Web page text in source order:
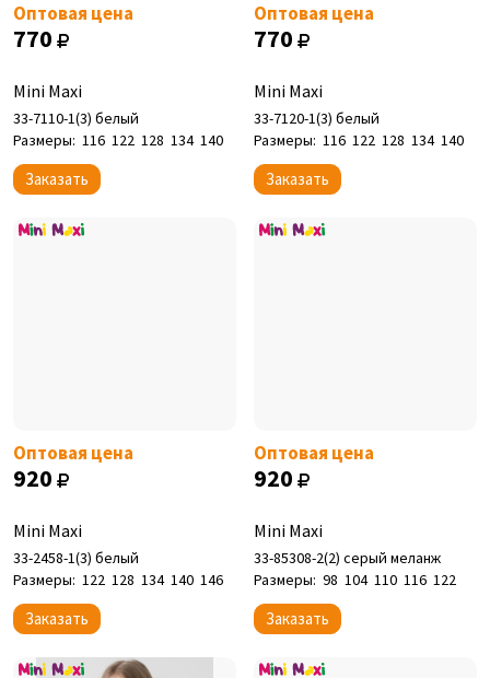
Оптовая цена
770
Mini Maxi
33-7110-1(3) белый
Размеры: 116 122 128 134 140
Заказать
Оптовая цена
770
Mini Maxi
33-7120-1(3) белый
Размеры: 116 122 128 134 140
Заказать
Оптовая цена
920
Mini Maxi
33-2458-1(3) белый
Размеры: 122 128 134 140 146
Заказать
Оптовая цена
920
Mini Maxi
33-85308-2(2) серый меланж
Размеры: 98 104 110 116 122
Заказать